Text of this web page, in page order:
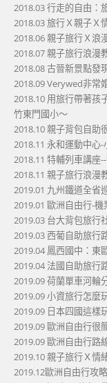
2018.03 行走的自由：
2018.03 旅行Ｘ親子Ｘ
2018.06 親子旅行Ｘ浪
2018.07 親子旅行浪漫
2018.08 古晉新景點發
2018.09 Verywed非常
2018.10 用旅行帶著孩
竹東門國小～
2018.10 親子背包自助
2018.11 永和運動中心
2018.11 特輔列車講座
2018.11 親子旅行浪漫
2019.01 九州鐵道全省
2019.01 歐洲自由行-
2019.03 台大背包旅行
2019.03 西葡自助旅行
2019.04 鳳西國中：東
2019.04 法國自助旅行
2019.09 荷蘭單車河輪
2019.09 小資旅行怎麼
2019.09 日本四國這樣
2019.09 歐洲自由行很
2019.09 歐洲自由行路
2019.10 親子旅行Ｘ情
2019.12歐洲自由行攻